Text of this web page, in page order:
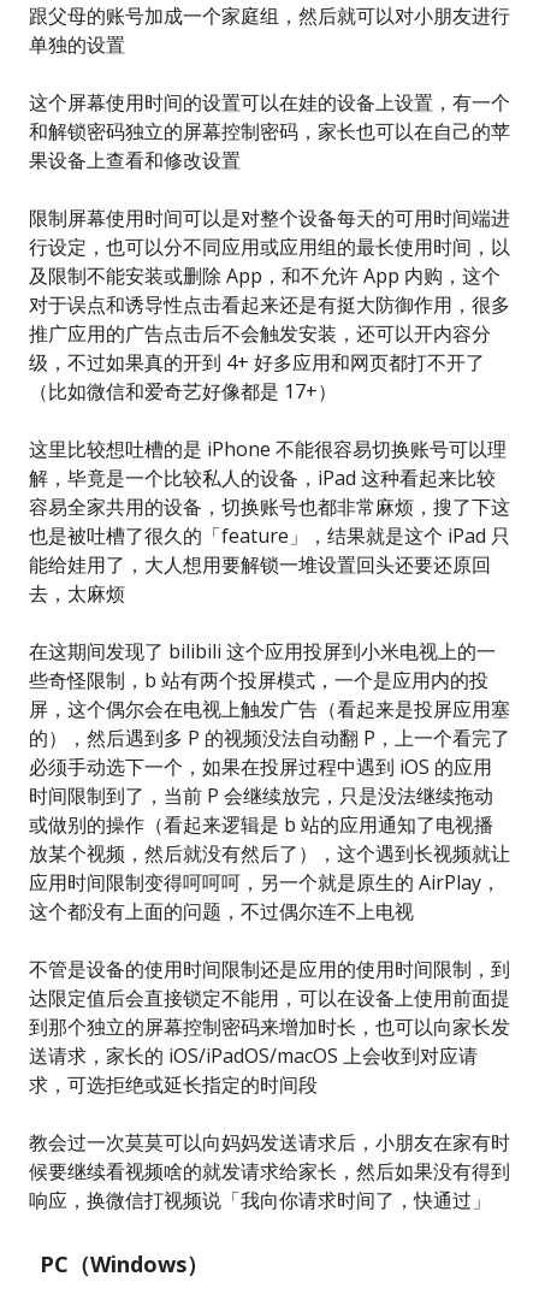
跟父母的账号加成一个家庭组，然后就可以对小朋友进行
单独的设置
这个屏幕使用时间的设置可以在娃的设备上设置，有一个
和解锁密码独立的屏幕控制密码，家长也可以在自己的苹
果设备上查看和修改设置
限制屏幕使用时间可以是对整个设备每天的可用时间端进
行设定，也可以分不同应用或应用组的最长使用时间，以
及限制不能安装或删除 App，和不允许 App 内购，这个
对于误点和诱导性点击看起来还是有挺大防御作用，很多
推广应用的广告点击后不会触发安装，还可以开内容分
级，不过如果真的开到 4+ 好多应用和网页都打不开了
（比如微信和爱奇艺好像都是 17+）
这里比较想吐槽的是 iPhone 不能很容易切换账号可以理
解，毕竟是一个比较私人的设备，iPad 这种看起来比较
容易全家共用的设备，切换账号也都非常麻烦，搜了下这
也是被吐槽了很久的「feature」，结果就是这个 iPad 只
能给娃用了，大人想用要解锁一堆设置回头还要还原回
去，太麻烦
在这期间发现了 bilibili 这个应用投屏到小米电视上的一
些奇怪限制，b 站有两个投屏模式，一个是应用内的投
屏，这个偶尔会在电视上触发广告（看起来是投屏应用塞
的），然后遇到多 P 的视频没法自动翻 P，上一个看完了
必须手动选下一个，如果在投屏过程中遇到 iOS 的应用
时间限制到了，当前 P 会继续放完，只是没法继续拖动
或做别的操作（看起来逻辑是 b 站的应用通知了电视播
放某个视频，然后就没有然后了），这个遇到长视频就让
应用时间限制变得呵呵呵，另一个就是原生的 AirPlay，
这个都没有上面的问题，不过偶尔连不上电视
不管是设备的使用时间限制还是应用的使用时间限制，到
达限定值后会直接锁定不能用，可以在设备上使用前面提
到那个独立的屏幕控制密码来增加时长，也可以向家长发
送请求，家长的 iOS/iPadOS/macOS 上会收到对应请
求，可选拒绝或延长指定的时间段
教会过一次莫莫可以向妈妈发送请求后，小朋友在家有时
候要继续看视频啥的就发请求给家长，然后如果没有得到
响应，换微信打视频说「我向你请求时间了，快通过」
PC（Windows）